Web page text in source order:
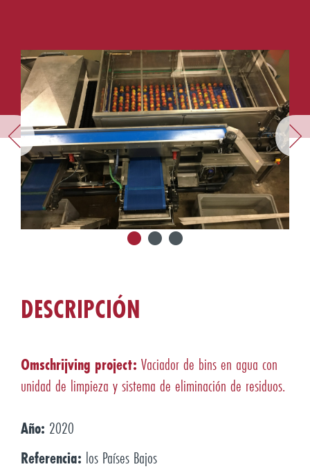
DESCRIPCIÓN
Omschrijving project: Vaciador de bins en agua con
unidad de limpieza y sistema de eliminación de residuos.
Año: 2020
Referencia: los Países Bajos